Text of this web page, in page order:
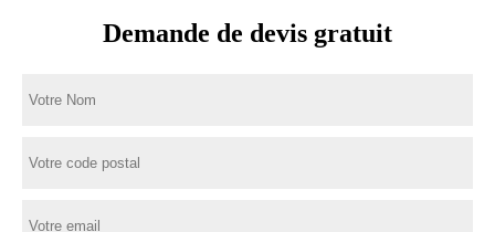
Demande de devis gratuit